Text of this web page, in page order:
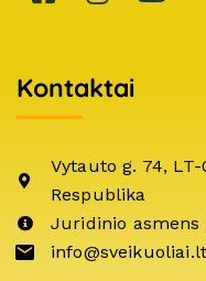
Kontaktai
Vytauto g. 74,
Respublika
Juridinio asmens
info@sveikuoliai.lt